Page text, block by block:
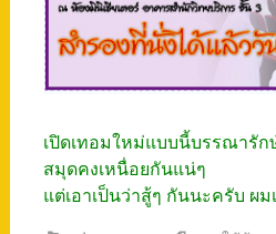
เปิดเทอมใหม่แบบนี้บรรณารัก
สมุดคงเหนื่อยกันแน่ๆ
แต่เอาเป็นว่าสู้ๆ กันนะครับ ผ